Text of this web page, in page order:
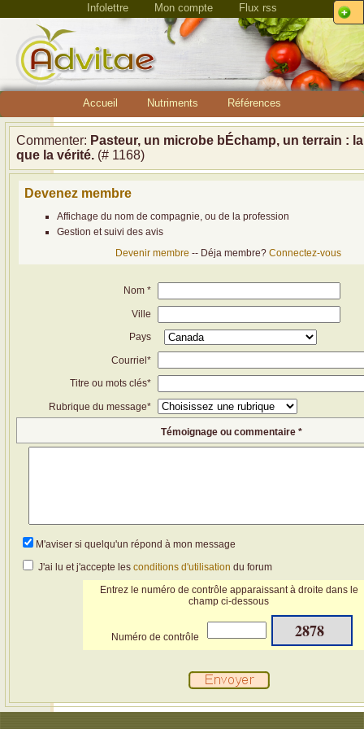
Infolettre Mon compte Flux rss
Accueil Nutriments Références
Commenter: Pasteur, un microbe bÉchamp, un terrain :
que la vérité. (# 1168)
Devenez membre
Affichage du nom de compagnie, ou de la profession
Gestion et suivi des avis
Devenir membre -- Déja membre?Connectez-vous
Nom *
Ville
Pays
Courriel*
Titre ou mots clés*
Rubrique du message*
Témoignage ou commentaire *
M'aviser si quelqu'un répond à mon message
J'ai lu et j'accepte les conditions d'utilisation du forum
Entrez le numéro de contrôle apparaissant à droite dans le
champ ci-dessous
Numéro de contrôle 2878